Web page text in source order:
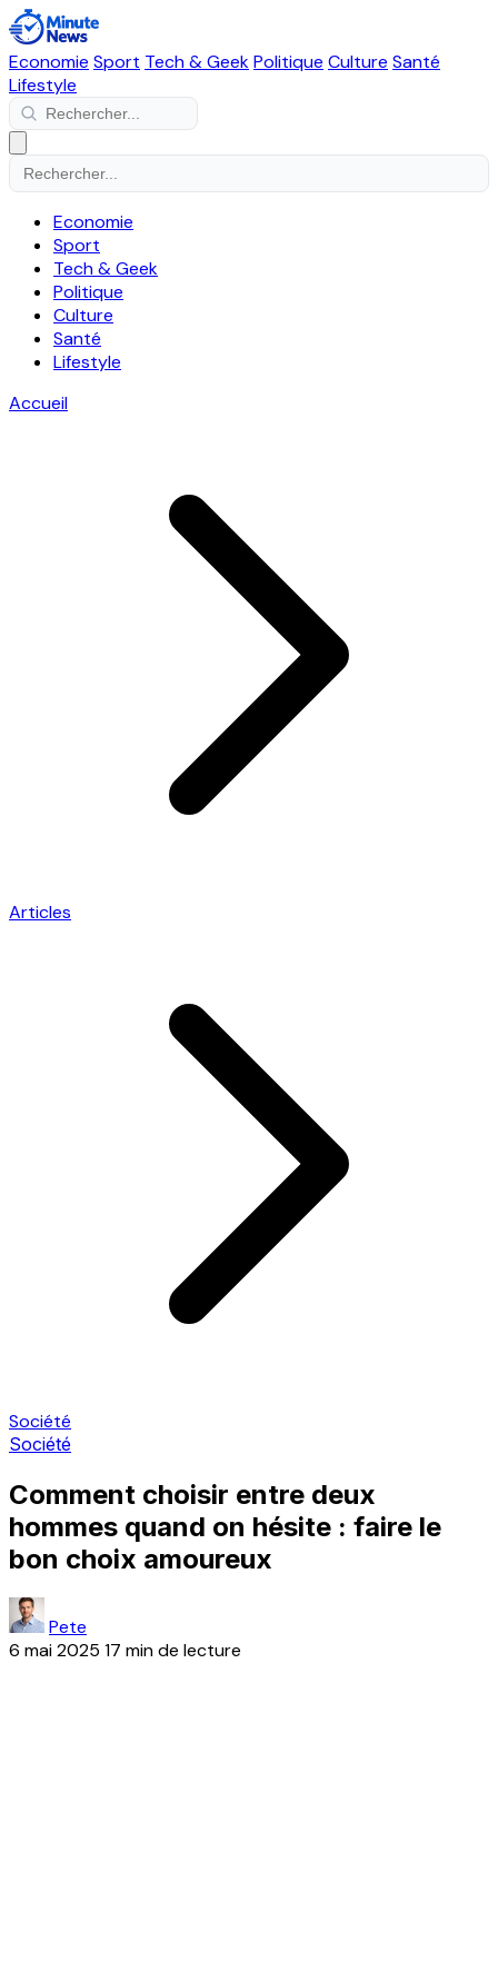
Economie Sport Tech & GeekPolitique Culture Santé
Lifestyle
Economie
Sport
Tech & Geek
Politique
Culture
Santé
Lifestyle
Accueil
Articles
Société
Société
Comment choisir entre deux
hommes quand on hésite : faire le
bon choix amoureux
Pete
6 mai 2025 17 min de lecture